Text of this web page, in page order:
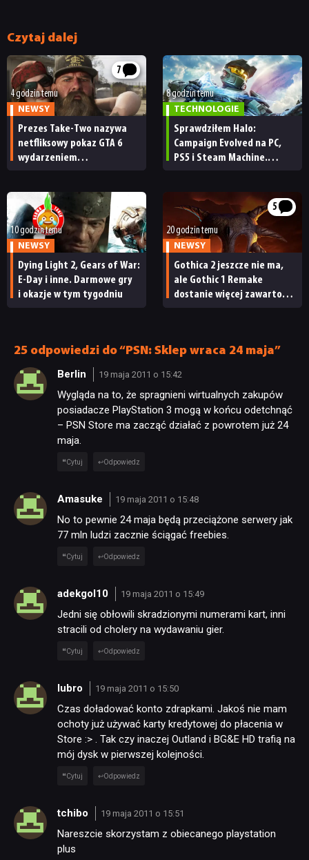
Czytaj dalej
7
4 godzin temu
NEWSY
Prezes Take-Two nazywa
netfliksowy pokaz GTA 6
wydarzeniem
ma subskrybentów
8 godzin temu
TECHNOLOGIE
Sprawdziłem Halo:
Campaign Evolved na PC,
PS5 i Steam Machine.
[RECENZJA TECHNICZNA]
10 godzin temu
NEWSY
Dying Light 2, Gears of War:
E-Day i inne. Darmowe gry
i okazje w tym tygodniu
5
20 godzin temu
NEWSY
Gothica 2 jeszcze nie ma,
ale Gothic 1 Remake
dostanie więcej zawartości.
25 odpowiedzi do “PSN: Sklep wraca 24 maja”
Berlin 19 maja 2011 o 15:42
Wygląda na to, że spragnieni wirtualnych zakupów
posiadacze PlayStation 3 mogą w końcu odetchnąć
– PSN Store ma zacząć działać z powrotem już 24
maja.
Cytuj Odpowiedz
Amasuke 19 maja 2011 o 15:48
No to pewnie 24 maja będą przeciążone serwery jak
77 mln ludzi zacznie ściągać freebies.
Cytuj Odpowiedz
adekgol10 19 maja 2011 o 15:49
Jedni się obłowili skradzionymi numerami kart, inni
stracili od cholery na wydawaniu gier.
Cytuj Odpowiedz
lubro 19 maja 2011 o 15:50
Czas doładować konto zdrapkami. Jakoś nie mam
ochoty już używać karty kredytowej do płacenia w
Store :> . Tak czy inaczej Outland i BG&E HD trafią na
mój dysk w pierwszej kolejności.
Cytuj Odpowiedz
tchibo 19 maja 2011 o 15:51
Nareszcie skorzystam z obiecanego playstation
plus